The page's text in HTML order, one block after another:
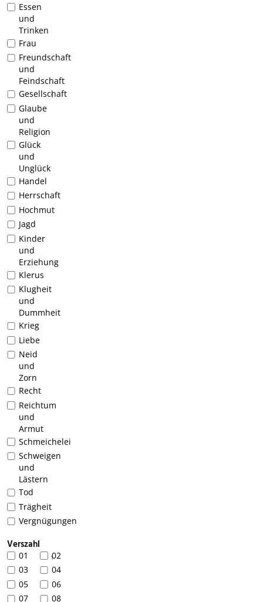
Essen
und
Trinken
Frau
Freundschaft
und
Feindschaft
1
Gesellschaft
Glaube
und
Religion
Glück
und
Unglück
Handel
Herrschaft
Hochmut
Jagd
Kinder
und
Erziehung
Klerus
Klugheit
und
Dummheit
Krieg
Liebe
Neid
und
Zorn
Recht
Reichtum
und
Armut
Schmeichelei
Schweigen
und
Lästern
Tod
Trägheit
Vergnügungen
Verszahl
01 102
03
04
05
06
07
08